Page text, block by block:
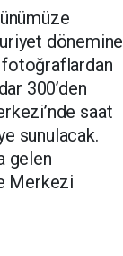
dönemine
fotoğraflardan
300’den
saat
sunulacak.
gelen
Merkezi